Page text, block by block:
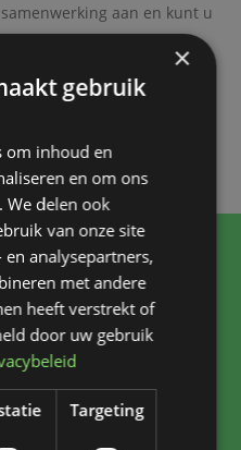
aan en kunt u
spic
G.S.K
ons op en we kijken
×
gebruik
om inhoud en
en om ons
We delen ook
van onze site
analysepartners,
met andere
heeft verstrekt of
door uw gebruik
Targeting